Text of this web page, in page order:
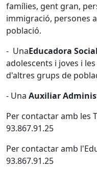
famílies, gent gran,
immigració, persones
població.
- UnaEducadora Social
adolescents i joves i
d'altres grups de
- Una Auxiliar
Per contactar amb les
93.867.91.25
Per contactar amb
93.867.91.25